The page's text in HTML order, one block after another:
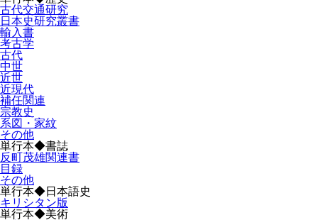
古代交通研究
日本史研究叢書
輸入書
考古学
古代
中世
近世
近現代
補任関連
宗教史
系図・家紋
その他
単行本◆書誌
反町茂雄関連書
目録
その他
単行本◆日本語史
キリシタン版
単行本◆美術